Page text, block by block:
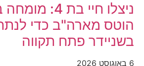
ניצלו חיי בת 4:
הוטס מארה"ב כדי
בשניידר פתח תקווה
6 באוגוסט 2026